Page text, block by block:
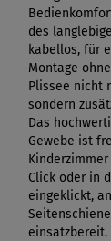
des
kabellos, für
Montage
Plissee nicht
sondern
Das
Gewebe ist
Click oder in
eingeklickt,
einsatzbereit.